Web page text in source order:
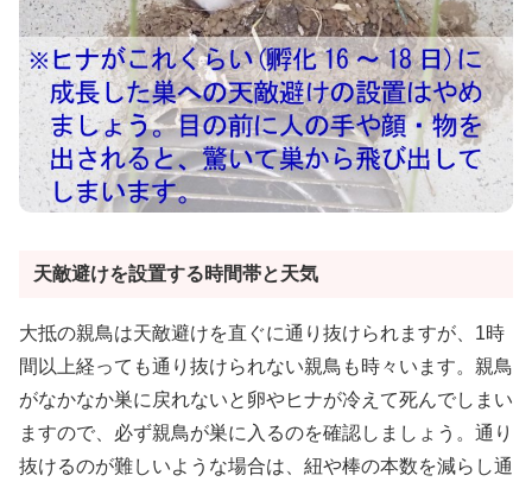
天敵避けを設置する時間帯と天気
大抵の親鳥は天敵避けを直ぐに通り抜けられますが、1時
間以上経っても通り抜けられない親鳥も時々います。親鳥
がなかなか巣に戻れないと卵やヒナが冷えて死んでしまい
ますので、必ず親鳥が巣に入るのを確認しましょう。通り
抜けるのが難しいような場合は、紐や棒の本数を減らし通